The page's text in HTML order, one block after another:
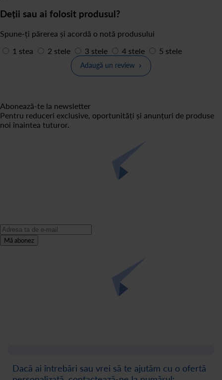
Deții sau ai folosit produsul?
Spune-ți părerea și acordă o notă produsului
1 stea
2 stele 3 stele 4 stele 5 stele
Adaugă un review
Abonează-te la newsletter
Pentru reduceri exclusive, oportunități și anunțuri de produse
noi înaintea tuturor.
Mă abonez
Dacă ai întrebări sau vrei să te ajutăm cu o ofertă